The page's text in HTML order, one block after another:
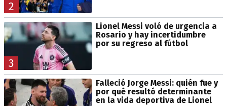
2
3
Lionel Messi voló de urgencia a
Rosario y hay incertidumbre
por su regreso al fútbol
Falleció Jorge Messi: quién fue y
por qué resultó determinante
en la vida deportiva de Lionel